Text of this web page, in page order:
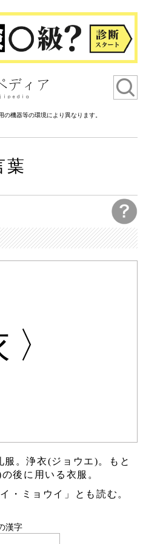
機器等の環境により異なります。
葉
。浄衣(ジョウエ)。もと
後に用いる衣服。
・ミョウイ」とも読む。
漢字